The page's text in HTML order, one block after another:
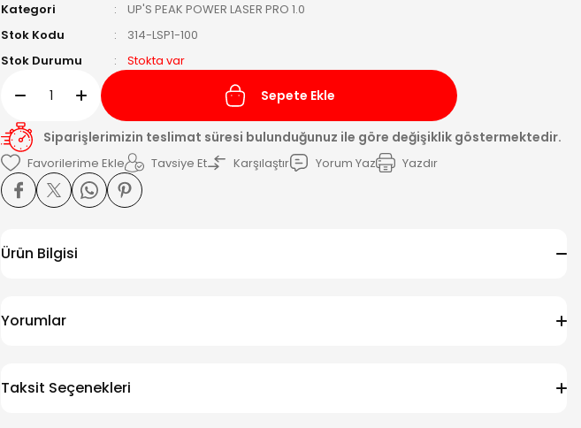
Kategori
UP'S PEAK POWER LASER PRO 1.0
Stok Kodu
314-LSP1-100
Stok Durumu
Stokta var
Sepete Ekle
Siparişlerimizin teslimat süresi bulunduğunuz ile göre değişiklik göstermektedir.
Tavsiye Et Karşılaştır Yorum Yaz Yazdır
Ürün Bilgisi
Yorumlar
Taksit Seçenekleri